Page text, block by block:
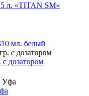
л. «TITAN SM»
мл. белый
дозатором